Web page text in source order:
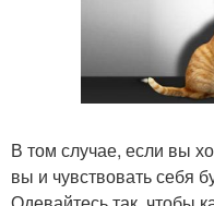
В том случае, если вы
вы и чувствовать себя